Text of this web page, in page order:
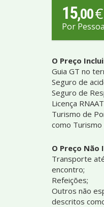
15,00€
Por Pessoa
O Preço
Guia GT no
Seguro de
Seguro de
Licença
Turismo de
como Turismo
O Preço Não
Transporte
encontro;
Refeições;
Outros não
descritos